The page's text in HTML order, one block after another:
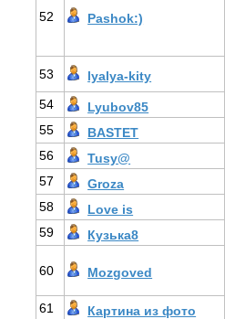
52 Pashok:)
53 lyalya-kity
54 Lyubov85
55
BASTET
56
Tusy@
57
Groza
58
Love is
59
Кузька8
60 Mozgoved
61 Картина из фото